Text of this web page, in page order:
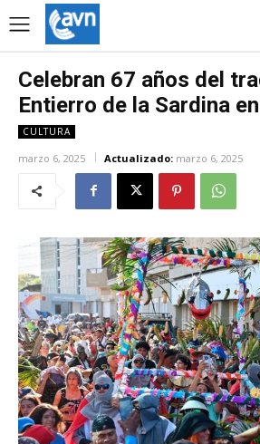
Celebran 67 años del
Entierro de la Sardina
CULTURA
marzo 6, 2025 Actualizado: marzo 6, 2025